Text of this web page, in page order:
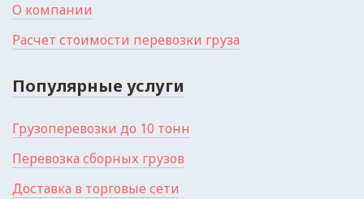
О компании
Расчет стоимости перевозки груза
Популярные услуги
Грузоперевозки до 10 тонн
Перевозка сборных грузов
Доставка в торговые сети